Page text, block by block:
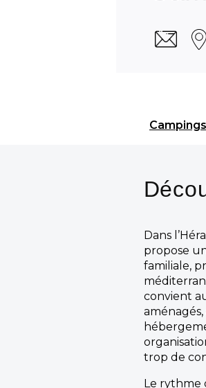
Dans
propose
familiale,
convient
aménagés,
trop de
Le rythme